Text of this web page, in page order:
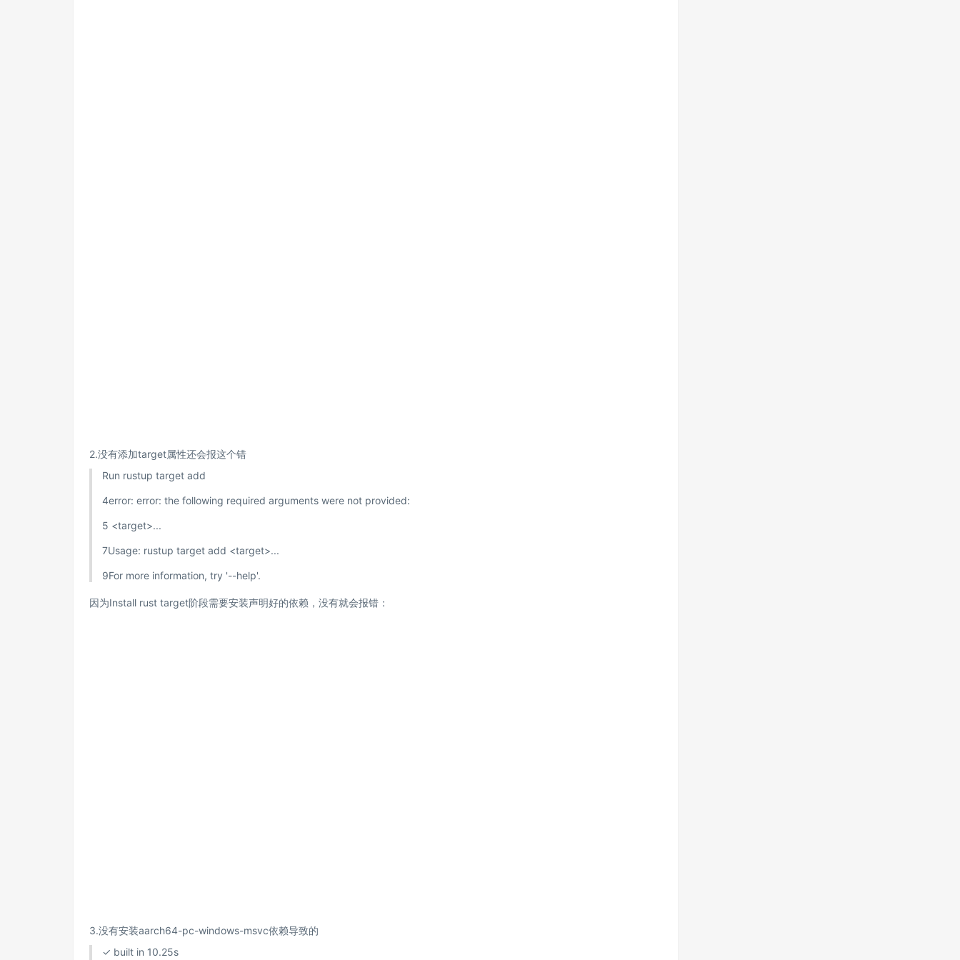
2.没有添加target属性还会报这个错
Run rustup target add
4error: error: the following required arguments were not provided:
5 <target>...
7Usage: rustup target add <target>...
9For more information, try '--help'.
因为Install rust target阶段需要安装声明好的依赖，没有就会报错：
3.没有安装aarch64-pc-windows-msvc依赖导致的
✓ built in 10.25s